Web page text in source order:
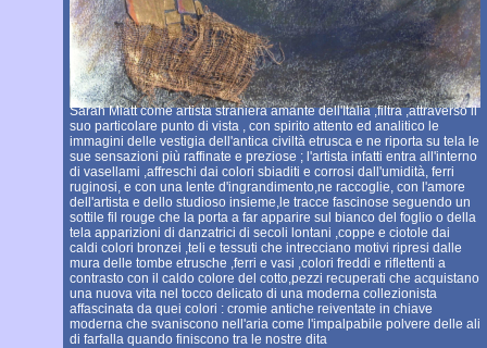
Sarah Miatt come artista straniera amante dell'Italia ,filtra ,attraverso il
suo particolare punto di vista , con spirito attento ed analitico le
immagini delle vestigia dell'antica civiltà etrusca e ne riporta su tela le
sue sensazioni più raffinate e preziose ; l'artista infatti entra all'interno
di vasellami ,affreschi dai colori sbiaditi e corrosi dall'umidità, ferri
ruginosi, e con una lente d'ingrandimento,ne raccoglie, con l'amore
dell'artista e dello studioso insieme,le tracce fascinose seguendo un
sottile fil rouge che la porta a far apparire sul bianco del foglio o della
tela apparizioni di danzatrici di secoli lontani ,coppe e ciotole dai
caldi colori bronzei ,teli e tessuti che intrecciano motivi ripresi dalle
mura delle tombe etrusche ,ferri e vasi ,colori freddi e riflettenti a
contrasto con il caldo colore del cotto,pezzi recuperati che acquistano
una nuova vita nel tocco delicato di una moderna collezionista
affascinata da quei colori : cromie antiche reiventate in chiave
moderna che svaniscono nell'aria come l'impalpabile polvere delle ali
di farfalla quando finiscono tra le nostre dita